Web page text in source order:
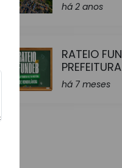
há 2 anos
RATEIO
há 7 meses